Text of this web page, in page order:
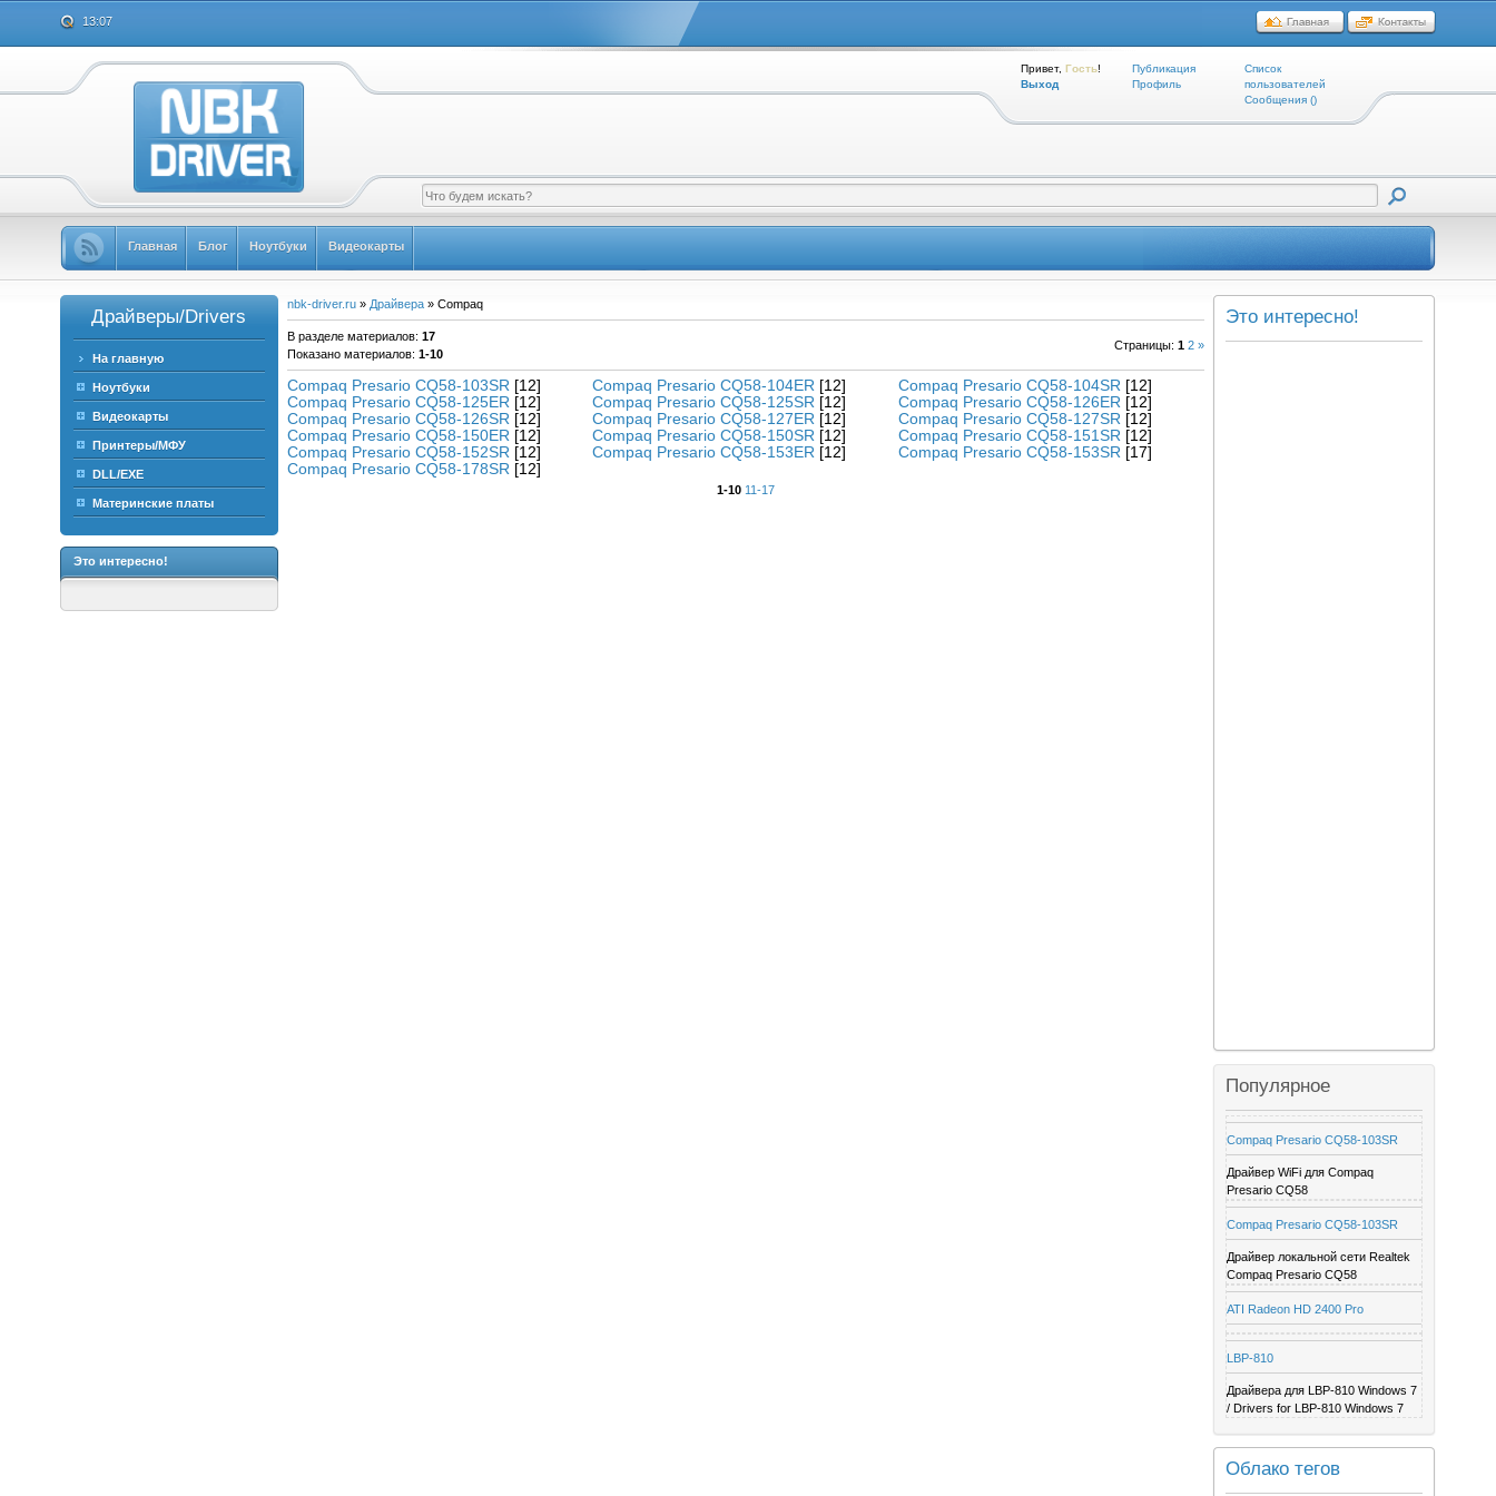
13:07
Привет, Гость!
Выход
Публикация
Профиль
Список
пользователей
Cообщения ()
Главная Блог Ноутбуки Видеокарты
Драйверы/Drivers
На главную
Ноутбуки
Видеокарты
Принтеры/МФУ
DLL/EXE
Материнские платы
Это интересно!
Это интересно!
Популярное
Compaq Presario CQ58-103SR
Драйвер WiFi для Compaq
Presario CQ58
Compaq Presario CQ58-103SR
Драйвер локальной сети Realtek
Compaq Presario CQ58
ATI Radeon HD 2400 Pro
LBP-810
Драйвера для LBP-810 Windows 7
/ Drivers for LBP-810 Windows 7
Облако тегов
nbk-driver.ru» Драйвера» Compaq
В разделе материалов: 17
Показано материалов: 1-10
Страницы: 1 2 »
Compaq Presario CQ58-103SR [12] Compaq Presario CQ58-104ER [12] Compaq Presario CQ58-104SR [12]
Compaq Presario CQ58-125ER [12] Compaq Presario CQ58-125SR [12] Compaq Presario CQ58-126ER [12]
Compaq Presario CQ58-126SR [12] Compaq Presario CQ58-127ER [12] Compaq Presario CQ58-127SR [12]
Compaq Presario CQ58-150ER [12] Compaq Presario CQ58-150SR [12] Compaq Presario CQ58-151SR [12]
Compaq Presario CQ58-152SR [12] Compaq Presario CQ58-153ER [12] Compaq Presario CQ58-153SR [17]
Compaq Presario CQ58-178SR [12]
1-10 11-17